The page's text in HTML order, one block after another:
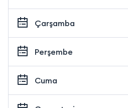
Çarşamba
Perşembe
Cuma